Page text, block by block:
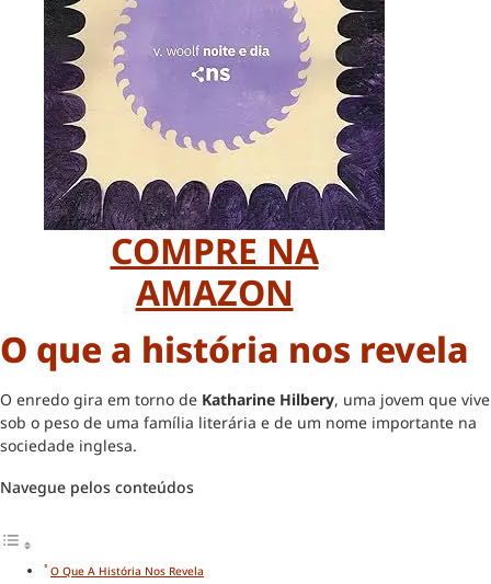
COMPRE NA
AMAZON
O que a história nos revela
O enredo gira em torno de Katharine Hilbery, uma jovem que vive
sob o peso de uma família literária e de um nome importante na
sociedade inglesa.
Navegue pelos conteúdos
O Que A História Nos Revela